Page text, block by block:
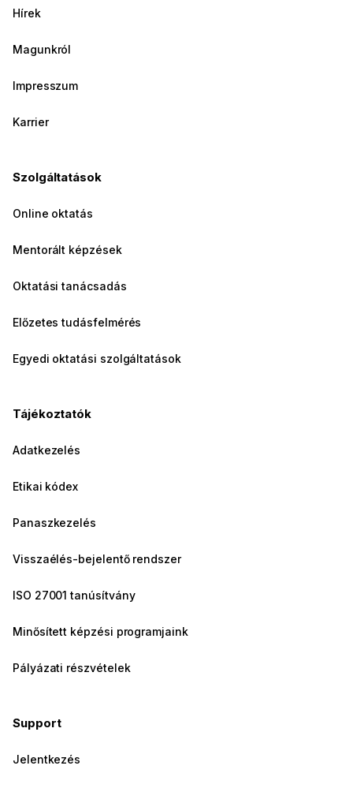
Hírek
Magunkról
Impresszum
Karrier
Szolgáltatások
Online oktatás
Mentorált képzések
Oktatási tanácsadás
Előzetes tudásfelmérés
Egyedi oktatási szolgáltatások
Tájékoztatók
Adatkezelés
Etikai kódex
Panaszkezelés
Visszaélés-bejelentő rendszer
ISO 27001 tanúsítvány
Minősített képzési programjaink
Pályázati részvételek
Support
Jelentkezés